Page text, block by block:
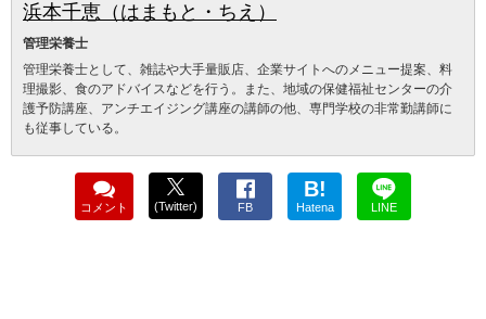
浜本千恵（はまもと・ちえ）
管理栄養士
管理栄養士として、雑誌や大手量販店、企業サイトへのメニュー提案、料
理撮影、食のアドバイスなどを行う。また、地域の保健福祉センターの介
護予防講座、アンチエイジング講座の講師の他、専門学校の非常勤講師に
も従事している。
コメント (Twitter) FB
B!
Hatena LINE